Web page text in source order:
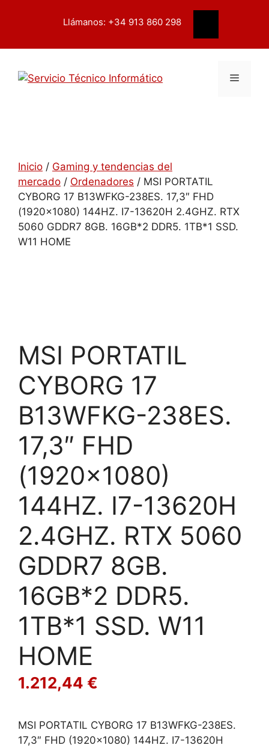
Buscar
Llámanos: +34 913 860 298
Menú
Inicio / Gaming y tendencias del
mercado / Ordenadores / MSI PORTATIL
CYBORG 17 B13WFKG-238ES. 17,3″ FHD
(1920×1080) 144HZ. I7-13620H 2.4GHZ. RTX
5060 GDDR7 8GB. 16GB*2 DDR5. 1TB*1 SSD.
W11 HOME
MSI PORTATIL
CYBORG 17
B13WFKG-238ES.
17,3″ FHD
(1920×1080)
144HZ. I7-13620H
2.4GHZ. RTX 5060
GDDR7 8GB.
16GB*2 DDR5.
1TB*1 SSD. W11
HOME
1.212,44 €
MSI PORTATIL CYBORG 17 B13WFKG-238ES.
17,3″ FHD (1920×1080) 144HZ. I7-13620H